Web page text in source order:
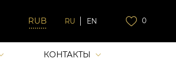
RU EN 0
КОНТАКТЫ